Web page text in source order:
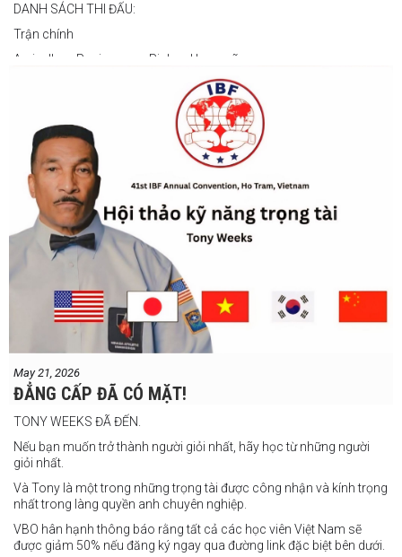
DANH SÁCH THI ĐẤU:
Trận chính
Arvin Jhon Paciones vs Richard Laspoña
Zyvyr John Medecilo vs Tatsuro Nakashima
Junny Bugas vs Jeven Villacite
Claire Villarosa vs Felipe Tiempo
Các trận undercard
Jeff Santos vs Miller Alapormina
Yuga Ozaki vs Jonathan Refugio
Wesley Caga vs Sandy Volante
Ricson Hanginan vs Harry Omac
Salvador Gajana vs Wendel Babasol
Cherry Mae Rosas vs Charimae Salvador
Daniel Balois vs Sherwin Andes
Vincent Siordia vs Kresler Tenorio
Jeffer Rhoy Mendoza vs Eranio Pisador
Mikko Camingawan vs Rovick Embuscado
Meredy Michael vs Aisah Alico
May 21, 2026
ĐẲNG CẤP ĐÃ CÓ MẶT!
TONY WEEKS ĐÃ ĐẾN.
Nếu bạn muốn trở thành người giỏi nhất, hãy học từ những người
giỏi nhất.
Và Tony là một trong những trọng tài được công nhận và kính trọng
nhất trong làng quyền anh chuyên nghiệp.
VBO hân hạnh thông báo rằng tất cả các học viên Việt Nam sẽ
được giảm 50% nếu đăng ký ngay qua đường link đặc biệt bên dưới.